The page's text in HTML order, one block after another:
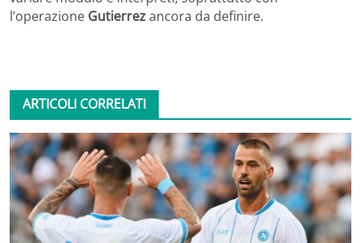
l’operazione Gutierrezancora da definire.
ARTICOLI CORRELATI